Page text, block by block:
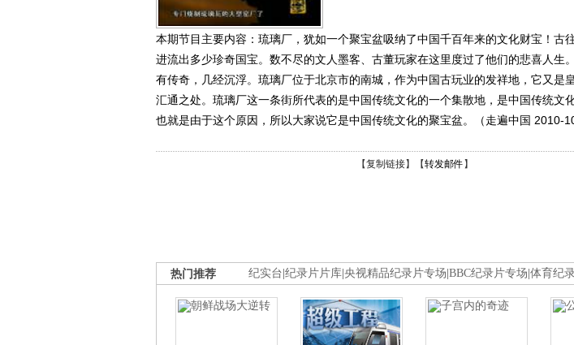
本期节目主要内容：琉璃厂，犹如一个聚宝盆吸纳了中国千百年来的文化财宝！古
进流出多少珍奇国宝。数不尽的文人墨客、古董玩家在这里度过了他们的悲喜人生
有传奇，几经沉浮。琉璃厂位于北京市的南城，作为中国古玩业的发祥地，它又是
汇通之处。琉璃厂这一条街所代表的是中国传统文化的一个集散地，是中国传统文
也就是由于这个原因，所以大家说它是中国传统文化的聚宝盆。（走遍中国 2010-
【复制链接】【转发邮件 】
纪实台 纪录片片库 央视精品纪录片专场 BBC纪录片专场 体育纪
热门推荐